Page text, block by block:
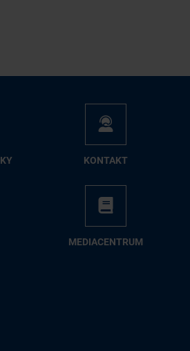
KON­TAKT
ME­DIA­CEN­TRUM